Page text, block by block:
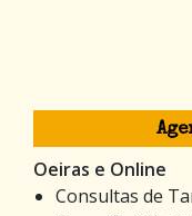
Oeiras e Online
Consultas de